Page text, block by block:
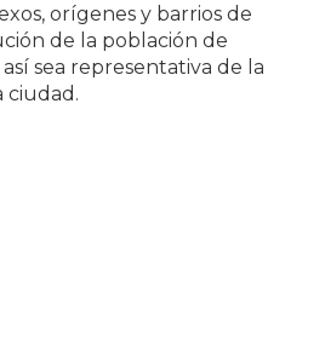
orígenes y barrios de
de la población de
sea representativa de la
ciudad.